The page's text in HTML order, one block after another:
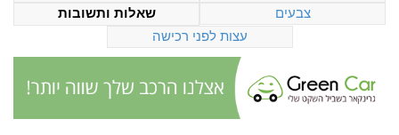
צבעים
שאלות ותשובות
עצות לפני רכישה